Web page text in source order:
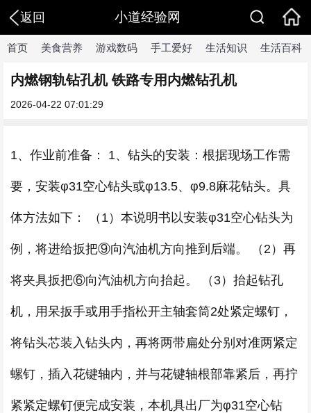
返回 小道经验网
首页 美食营养 游戏数码 手工爱好 生活知识 生活百科
内燃钢轨钻孔机 铁路专用内燃钻孔机
2026-04-22 07:01:29
1、作业前准备： 1、钻头的安装：根据现场工作需
要，安装φ31空心钻头或φ13.5、φ9.8麻花钻头。具
体方法如下： （1）本说明书以安装φ31空心钻头为
例，将进给扳把⑨向汽油机方向推到后端。 （2）再
将夹具扳把⑥向汽油机方向抬起。 （3）抬起钻孔
机，用呆扳手或用手指松开主轴套筒2处紧定螺钉，
将钻头芯装入钻头内，再将两带扁处分别对准两紧定
螺钉，插入花键轴内，并与花键轴根部靠紧后，再拧
紧紧定螺钉便完成安装，本机具出厂为φ31空心钻